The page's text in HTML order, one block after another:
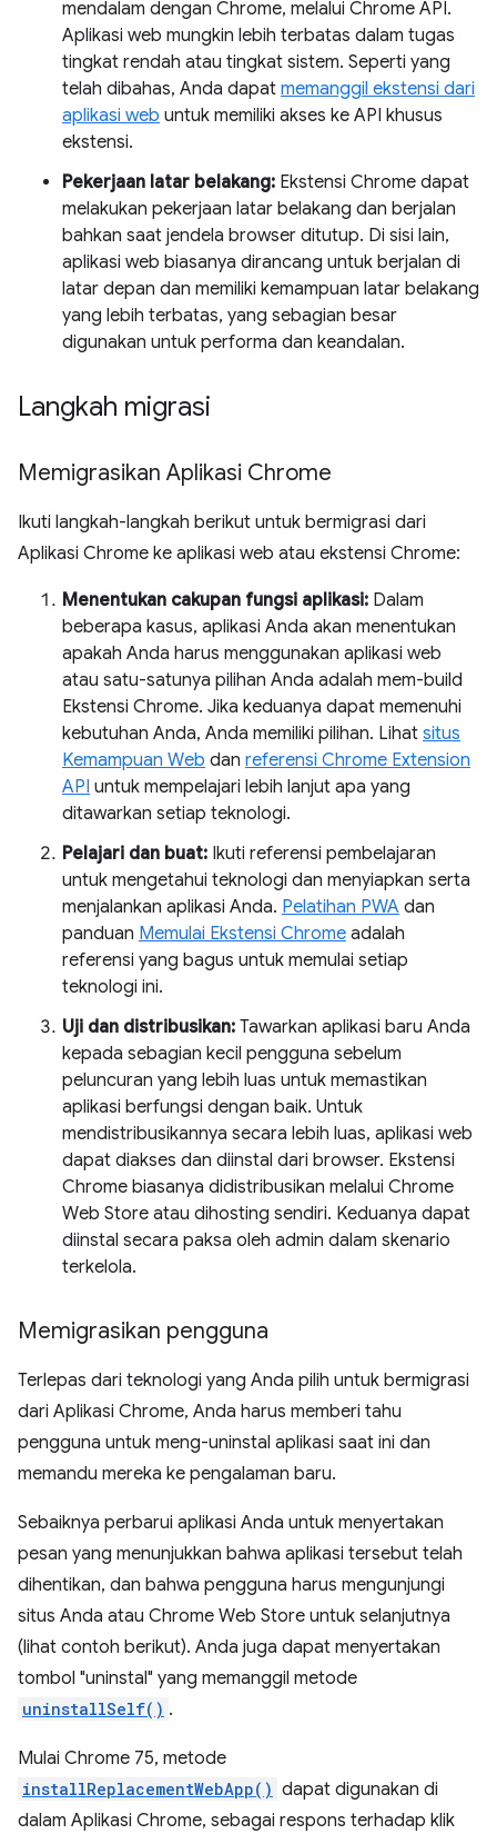
mendalam dengan Chrome, melalui Chrome API.
Aplikasi web mungkin lebih terbatas dalam tugas
tingkat rendah atau tingkat sistem. Seperti yang
telah dibahas, Anda dapat memanggil ekstensi dari
aplikasi web untuk memiliki akses ke API khusus
ekstensi.
Pekerjaan latar belakang: Ekstensi Chrome dapat
melakukan pekerjaan latar belakang dan berjalan
bahkan saat jendela browser ditutup. Di sisi lain,
aplikasi web biasanya dirancang untuk berjalan di
latar depan dan memiliki kemampuan latar belakang
yang lebih terbatas, yang sebagian besar
digunakan untuk performa dan keandalan.
Langkah migrasi
Memigrasikan Aplikasi Chrome
Ikuti langkah-langkah berikut untuk bermigrasi dari
Aplikasi Chrome ke aplikasi web atau ekstensi Chrome:
Menentukan cakupan fungsi aplikasi: Dalam
beberapa kasus, aplikasi Anda akan menentukan
apakah Anda harus menggunakan aplikasi web
atau satu-satunya pilihan Anda adalah mem-build
Ekstensi Chrome. Jika keduanya dapat memenuhi
kebutuhan Anda, Anda memiliki pilihan. Lihat situs
Kemampuan Web dan referensi Chrome Extension
API untuk mempelajari lebih lanjut apa yang
ditawarkan setiap teknologi.
Pelajari dan buat: Ikuti referensi pembelajaran
untuk mengetahui teknologi dan menyiapkan serta
menjalankan aplikasi Anda. Pelatihan PWA dan
panduan Memulai Ekstensi Chrome adalah
referensi yang bagus untuk memulai setiap
teknologi ini.
Uji dan distribusikan: Tawarkan aplikasi baru Anda
kepada sebagian kecil pengguna sebelum
peluncuran yang lebih luas untuk memastikan
aplikasi berfungsi dengan baik. Untuk
mendistribusikannya secara lebih luas, aplikasi web
dapat diakses dan diinstal dari browser. Ekstensi
Chrome biasanya didistribusikan melalui Chrome
Web Store atau dihosting sendiri. Keduanya dapat
diinstal secara paksa oleh admin dalam skenario
terkelola.
Memigrasikan pengguna
Terlepas dari teknologi yang Anda pilih untuk bermigrasi
dari Aplikasi Chrome, Anda harus memberi tahu
pengguna untuk meng-uninstal aplikasi saat ini dan
memandu mereka ke pengalaman baru.
Sebaiknya perbarui aplikasi Anda untuk menyertakan
pesan yang menunjukkan bahwa aplikasi tersebut telah
dihentikan, dan bahwa pengguna harus mengunjungi
situs Anda atau Chrome Web Store untuk selanjutnya
(lihat contoh berikut). Anda juga dapat menyertakan
tombol "uninstal" yang memanggil metode
uninstallSelf() .
Mulai Chrome 75, metode
installReplacementWebApp() dapat digunakan di
dalam Aplikasi Chrome, sebagai respons terhadap klik